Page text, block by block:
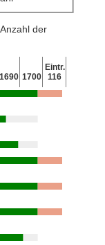
der
1690 1700
Eintr.
116